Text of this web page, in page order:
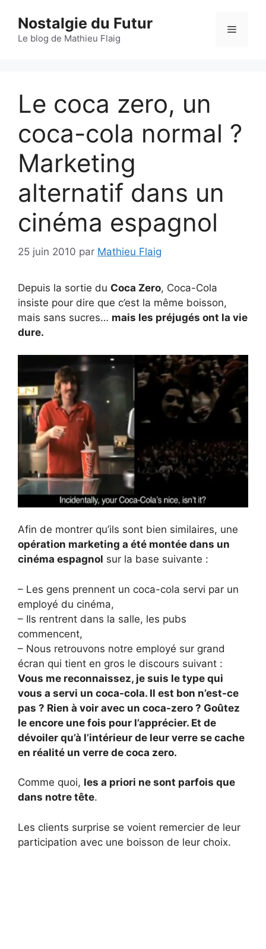
contenu
Nostalgie du Futur
Le blog de Mathieu Flaig
Menu
Le coca zero, un
coca-cola normal ?
Marketing
alternatif dans un
cinéma espagnol
25 juin 2010 par Mathieu Flaig
Depuis la sortie du Coca Zero, Coca-Cola
insiste pour dire que c’est la même boisson,
mais sans sucres… mais les préjugés ont la vie
dure.
Afin de montrer qu’ils sont bien similaires, une
opération marketing a été montée dans un
cinéma espagnol sur la base suivante :
– Les gens prennent un coca-cola servi par un
employé du cinéma,
– Ils rentrent dans la salle, les pubs
commencent,
– Nous retrouvons notre employé sur grand
écran qui tient en gros le discours suivant :
Vous me reconnaissez, je suis le type qui
vous a servi un coca-cola. Il est bon n’est-ce
pas ? Rien à voir avec un coca-zero ? Goûtez
le encore une fois pour l’apprécier. Et de
dévoiler qu’à l’intérieur de leur verre se cache
en réalité un verre de coca zero.
Comme quoi, les a priori ne sont parfois que
dans notre tête.
Les clients surprise se voient remercier de leur
participation avec une boisson de leur choix.